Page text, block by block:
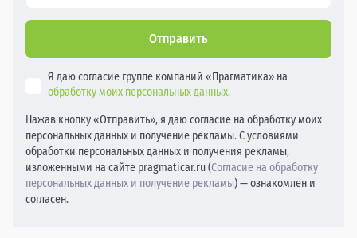
Отправить
Я даю согласие группе компаний «Прагматика» на
обработку моих персональных данных.
Нажав кнопку «Отправить», я даю согласие на обработку моих
персональных данных и получение рекламы. С условиями
обработки персональных данных и получения рекламы,
изложенными на сайте pragmaticar.ru (Согласие на обработку
персональных данных и получение рекламы) — ознакомлен и
согласен.